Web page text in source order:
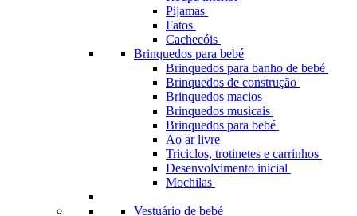
Pijamas
Fatos
Cachecóis
Brinquedos para bebé
Brinquedos para banho de bebé
Brinquedos de construção
Brinquedos macios
Brinquedos musicais
Brinquedos para bebé
Ao ar livre
Triciclos, trotinetes e carrinhos
Desenvolvimento inicial
Mochilas
Vestuário de bebé